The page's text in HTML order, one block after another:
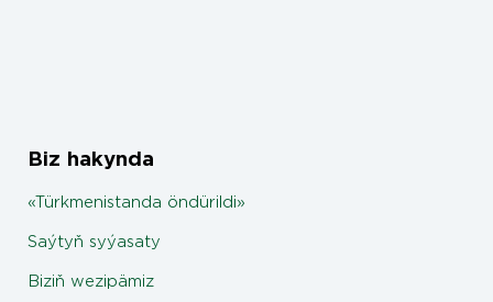
Biz hakynda
«Türkmenistanda öndürildi»
Saýtyň syýasaty
Biziň wezipämiz